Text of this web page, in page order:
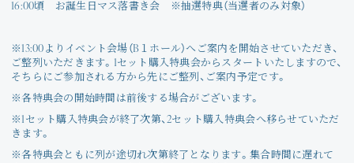
16:00頃 お誕生日マス落書き会 ※抽選特典（当選者のみ対象）
※13:00よりイベント会場（B１ホール）へご案内を開始させていただき、
ご整列いただきます。1セット購入特典会からスタートいたしますので、
そちらにご参加される方から先にご整列、ご案内予定です。
※各特典会の開始時間は前後する場合がございます。
※1セット購入特典会が終了次第、2セット購入特典会へ移らせていただ
きます。
※各特典会ともに列が途切れ次第終了となります。集合時間に遅れて